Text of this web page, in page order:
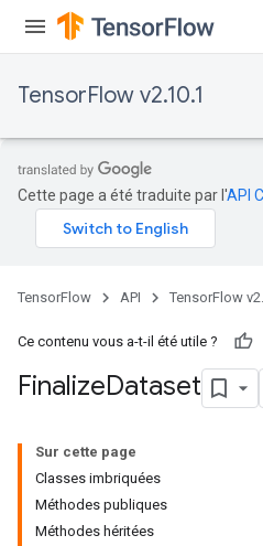
TensorFlow v2.10.1
Cette page a été traduite par l'API
TensorFlow API TensorFlow
Ce contenu vous a-t-il été utile ?
FinalizeDataset
Sur cette page
Classes imbriquées
Méthodes publiques
Méthodes héritées